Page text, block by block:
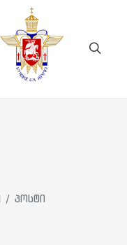
პოსტი